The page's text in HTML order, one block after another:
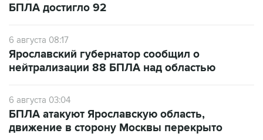
6 августа 08:17
нейтрализации 88 БПЛА над областью
6 августа 03:04
движение в сторону Москвы перекрыто